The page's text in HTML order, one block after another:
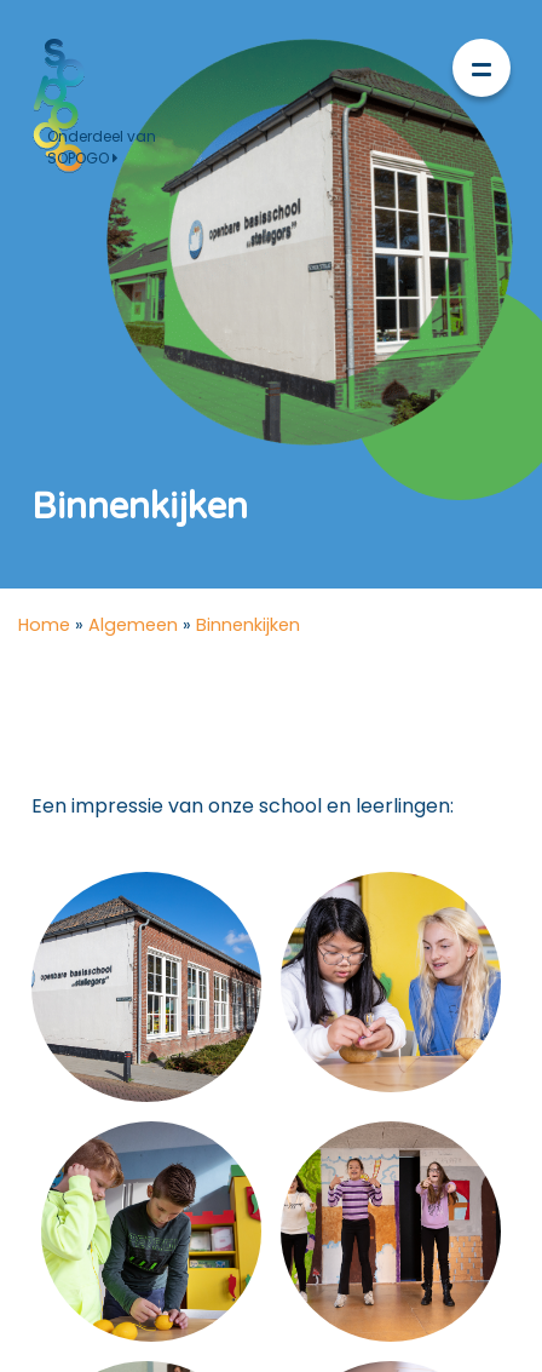
Onderdeel van
SOPOGO
Binnenkijken
Home » Algemeen » Binnenkijken
Een impressie van onze school en leerlingen: